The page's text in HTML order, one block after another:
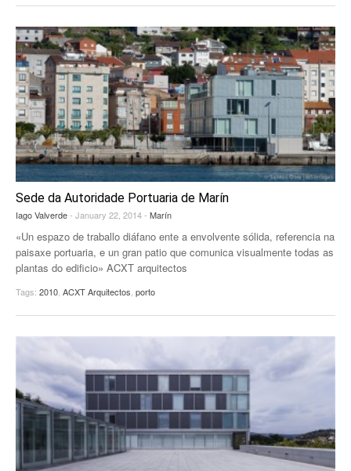
Sede da Autoridade Portuaria de Marín
Iago Valverde- January 22, 2014 - Marín
«Un espazo de traballo diáfano ente a envolvente sólida, referencia na
paisaxe portuaria, e un gran patio que comunica visualmente todas as
plantas do edificio» ACXT arquitectos
Tags: 2010, ACXT Arquitectos, porto